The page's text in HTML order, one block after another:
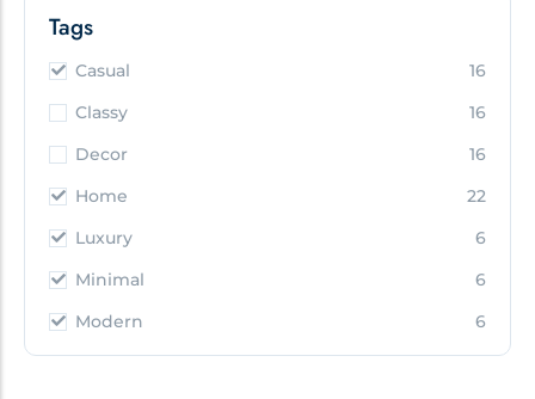
Tags
Casual
16
Classy
16
Decor
16
Home
22
Luxury
6
Minimal
6
Modern
6